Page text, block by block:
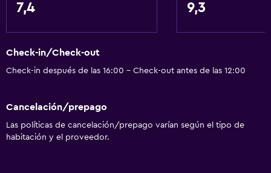
Accesibilidad y adecuación
Ascensor
Ascensor disponible
7,4 9,3
Check-in/Check-out
Check-in después de las 16:00 - Check-out antes de las 12:00
Cancelación/prepago
Las políticas de cancelación/prepago varían según el tipo de
habitación y el proveedor.